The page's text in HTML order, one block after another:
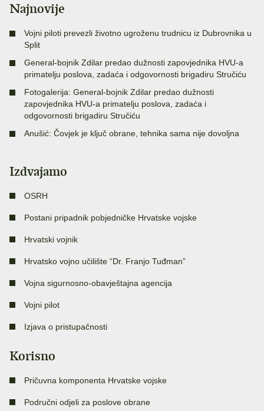
Najnovije
Vojni piloti prevezli životno ugroženu trudnicu iz Dubrovnika u
Split
General-bojnik Zdilar predao dužnosti zapovjednika HVU-a
primatelju poslova, zadaća i odgovornosti brigadiru Stručiću
Fotogalerija: General-bojnik Zdilar predao dužnosti
zapovjednika HVU-a primatelju poslova, zadaća i
odgovornosti brigadiru Stručiću
Anušić: Čovjek je ključ obrane, tehnika sama nije dovoljna
Izdvajamo
OSRH
Postani pripadnik pobjedničke Hrvatske vojske
Hrvatski vojnik
Hrvatsko vojno učilište “Dr. Franjo Tuđman”
Vojna sigurnosno-obavještajna agencija
Vojni pilot
Izjava o pristupačnosti
Korisno
Pričuvna komponenta Hrvatske vojske
Područni odjeli za poslove obrane